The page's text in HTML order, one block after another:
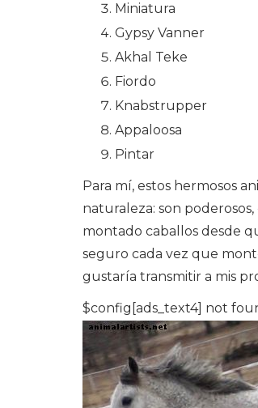
Miniatura
Gypsy Vanner
Akhal Teke
Fiordo
Knabstrupper
Appaloosa
Pintar
Para mí, estos hermosos
naturaleza: son
montado caballos desde
seguro cada vez que
gustaría transmitir a mis
$config[ads_text4] not